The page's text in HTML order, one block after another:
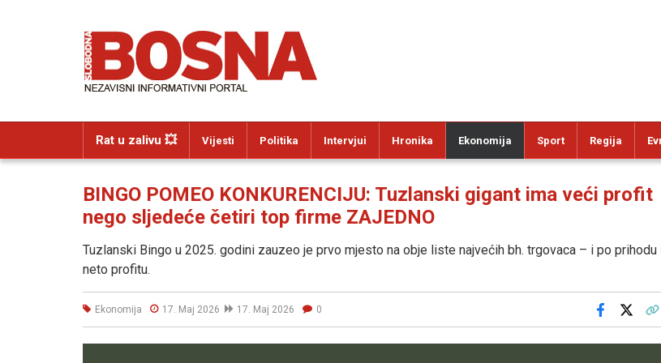
Rat u zalivu 💥 Vijesti Politika Intervjui Hronika Ekonomija Sport Regija
BINGO POMEO KONKURENCIJU: Tuzlanski gigant ima veći profit
nego sljedeće četiri top firme ZAJEDNO
Tuzlanski Bingo u 2025. godini zauzeo je prvo mjesto na obje liste najvećih bh. trgovaca – i po prihodu
neto profitu.
Ekonomija 17. Maj 2026 17. Maj 2026 0
Facebook